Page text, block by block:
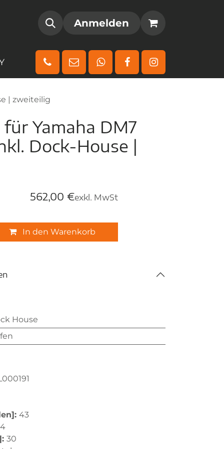
REGISTRIEREN
Anmelden
| zweiteilig
Yamaha DM7
Dock-House |
In den Warenkorb
562,00 €exkl. MwSt
House
43
30